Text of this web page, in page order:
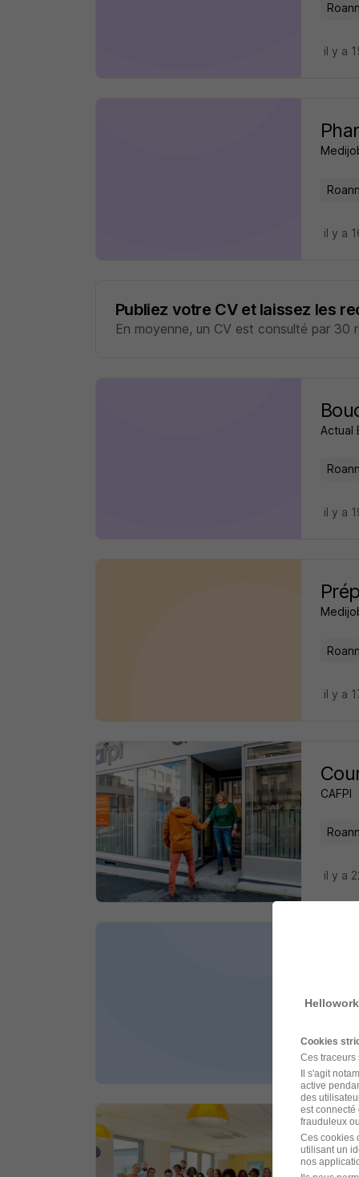
il y a
il y a
Publiez votre CV et laissez les
En moyenne, un CV est consulté par 30
Actual
il y a
il y a
CAFPI
il y a
il y a
VYV 3
Cookies
Ces traceurs
Il s'agit
active
des
est connecté
frauduleux
Ces cookies
utilisant un
nos